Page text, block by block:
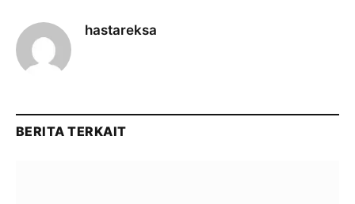
hastareksa
BERITA TERKAIT